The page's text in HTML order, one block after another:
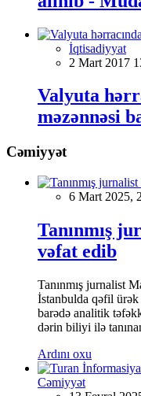
İqtisadiyyat
2 Mart 2017
Valyuta
məzənnəsi
Cəmiyyət
6 Mart 2025,
Tanınmış
vəfat edib
Tanınmış jurnalist
İstanbulda qəfil
barədə analitik
dərin biliyi ilə
Ardını oxu
Cəmiyyət